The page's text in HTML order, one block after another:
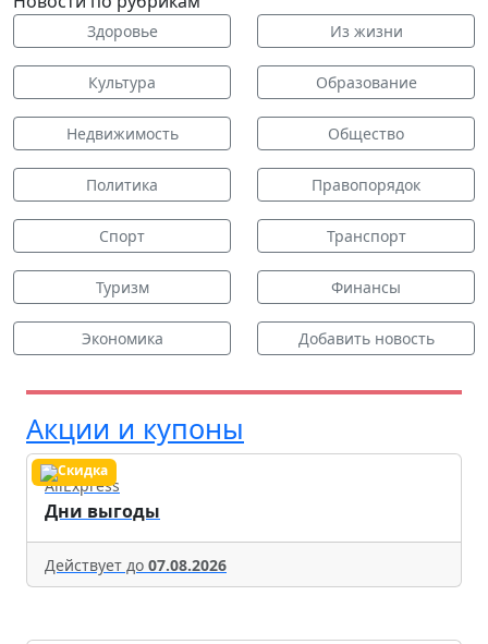
Здоровье Из жизни
Культура Образование
Недвижимость Общество
Политика Правопорядок
Спорт Транспорт
Туризм Финансы
Экономика Добавить новость
Акции и купоны
AliExpress
Дни выгоды
Действует до 07.08.2026